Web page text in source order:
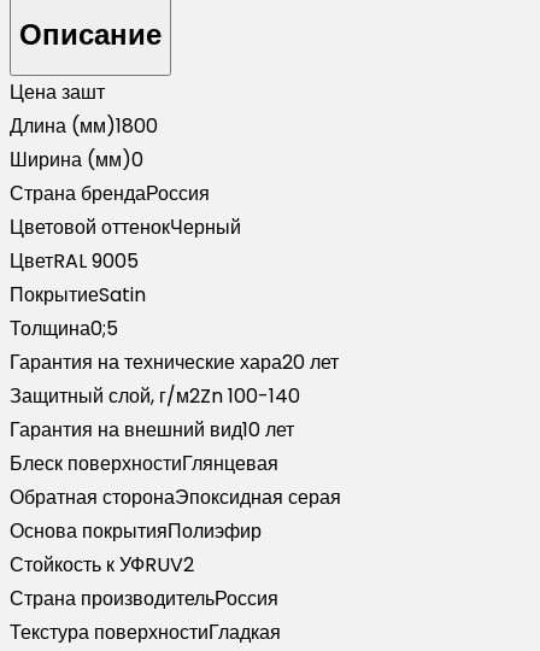
для
забора
жалюзи
Palermo
0,5
Satin
RAL
9005
черный
(1,8м)
Описание
Цена зашт
Длина (мм)1800
Ширина (мм)0
Страна брендаРоссия
Цветовой оттенокЧерный
ЦветRAL 9005
ПокрытиеSatin
Толщина0;5
Гарантия на технические хара20 лет
Защитный слой, г/м2Zn 100-140
Гарантия на внешний вид10 лет
Блеск поверхностиГлянцевая
Обратная сторонаЭпоксидная серая
Основа покрытияПолиэфир
Стойкость к УФRUV2
Страна производительРоссия
Текстура поверхностиГладкая